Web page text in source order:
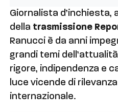
Giornalista
della trasmissione
Ranucci è da anni
grandi temi
rigore, indipendenza e
luce vicende di
internazionale.